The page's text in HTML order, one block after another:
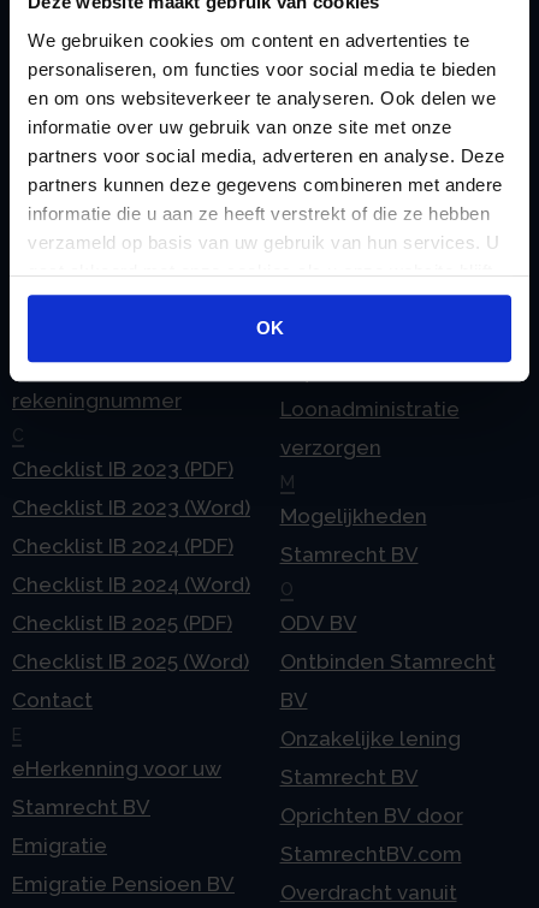
We gebruiken cookies om content en advertenties te
personaliseren, om functies voor social media te bieden
en om ons websiteverkeer te analyseren. Ook delen we
informatie over uw gebruik van onze site met onze
partners voor social media, adverteren en analyse. Deze
partners kunnen deze gegevens combineren met andere
informatie die u aan ze heeft verstrekt of die ze hebben
verzameld op basis van uw gebruik van hun services. U
gaat akkoord met onze cookies als u onze website blijft
gebruiken.
OK
Zoeken
Handige links
Afkoop Stamrecht
doorgeven
rekeningnummer
C
Checklist IB 2023 (PDF)
Checklist IB 2023 (Word)
Checklist IB 2024 (PDF)
Checklist IB 2024 (Word)
Checklist IB 2025 (PDF)
Checklist IB 2025 (Word)
Contact
E
eHerkenning voor uw
Stamrecht BV
Emigratie
Emigratie Pensioen BV
Jaarstukken opstellen
Lenen van de BV
Lijfrente BV
Liquidatie Pensioen BV
Loonadministratie
verzorgen
M
Mogelijkheden
Stamrecht BV
O
ODV BV
Ontbinden Stamrecht
BV
Onzakelijke lening
Stamrecht BV
Oprichten BV door
StamrechtBV.com
Overdracht vanuit